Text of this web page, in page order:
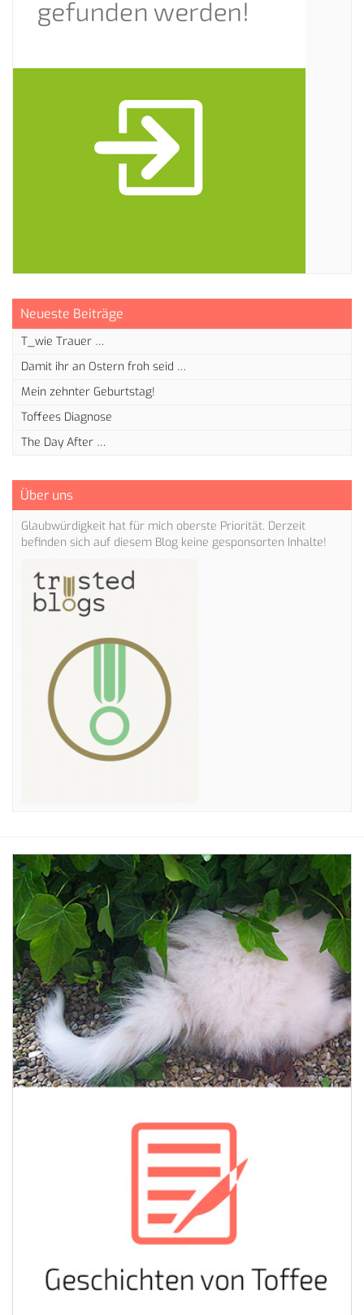
Neueste Beiträge
T_wie Trauer …
Damit ihr an Ostern froh seid …
Mein zehnter Geburtstag!
Toffees Diagnose
The Day After …
Über uns
Glaubwürdigkeit hat für mich oberste Priorität. Derzeit
befinden sich auf diesem Blog keine gesponsorten Inhalte!